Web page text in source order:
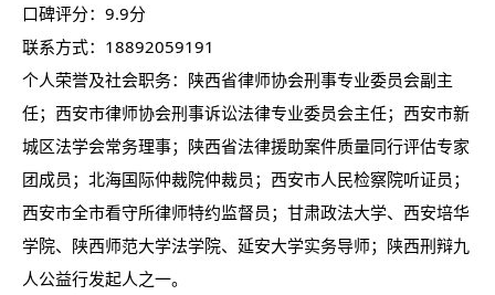
口碑评分：9.9分
联系方式：18892059191
个人荣誉及社会职务：陕西省律师协会刑事专业委员会副主
任；西安市律师协会刑事诉讼法律专业委员会主任；西安市新
城区法学会常务理事；陕西省法律援助案件质量同行评估专家
团成员；北海国际仲裁院仲裁员；西安市人民检察院听证员；
西安市全市看守所律师特约监督员；甘肃政法大学、西安培华
学院、陕西师范大学法学院、延安大学实务导师；陕西刑辩九
人公益行发起人之一。